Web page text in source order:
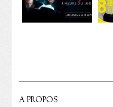
A PROPOS